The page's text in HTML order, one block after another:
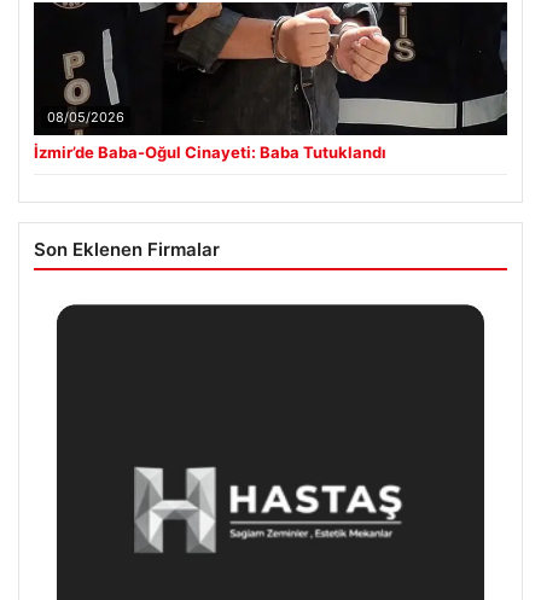
08/05/2026
İzmir’de Baba-Oğul Cinayeti: Baba Tutuklandı
Son Eklenen Firmalar